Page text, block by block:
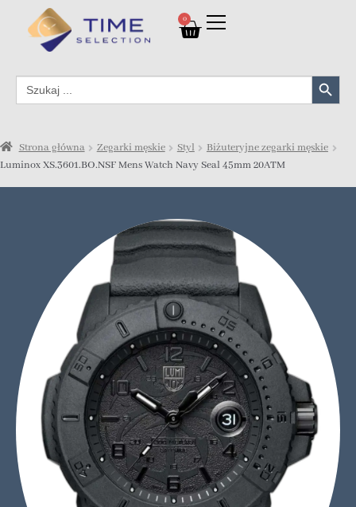
0
Search
for:
Search Button
Strona główna Zegarki męskie Styl
Biżuteryjne zegarki męskie
Luminox XS.3601.BO.NSF Mens Watch Navy Seal 45mm 20ATM